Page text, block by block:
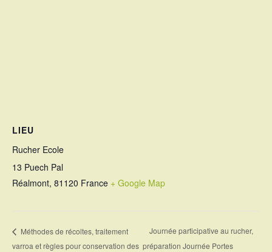
LIEU
Rucher Ecole
13 Puech Pal
Réalmont, 81120 France + Google Map
Méthodes de récoltes, traitement
varroa et règles pour conservation des
Journée participative au rucher,
préparation Journée Portes